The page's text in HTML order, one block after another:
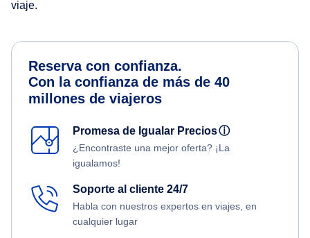
viaje.
Reserva con confianza.
Con la confianza de más de 40
millones de viajeros
Promesa de Igualar Preciosⓘ
¿Encontraste una mejor oferta? ¡La
igualamos!
Soporte al cliente 24/7
Habla con nuestros expertos en viajes, en
cualquier lugar